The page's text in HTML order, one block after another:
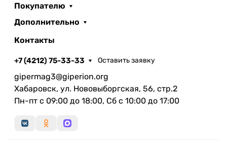
Покупателю
Дополнительно
Контакты
+7 (4212) 75-33-33 Оставить заявку
gipermag3@giperion.org
Хабаровск, ул. Нововыборгская, 56, стр.2
Пн-пт с 09:00 до 18:00, Сб с 10:00 до 17:00